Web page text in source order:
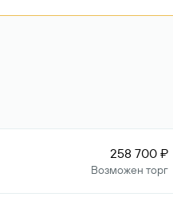
258 700 ₽
Возможен торг